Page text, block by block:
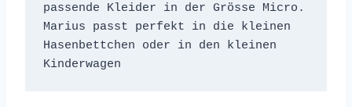
passende Kleider in der Grösse Micro.
Marius passt perfekt in die kleinen
Hasenbettchen oder in den kleinen
Kinderwagen